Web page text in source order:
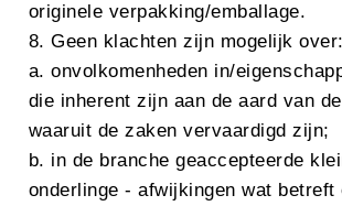
originele verpakking/emballage.
8. Geen klachten zijn mogelijk over:
a. onvolkomenheden in/
die inherent zijn aan de aard van
waaruit de zaken vervaardigd zijn;
b. in de branche geaccepteerde
onderlinge - afwijkingen wat betreft